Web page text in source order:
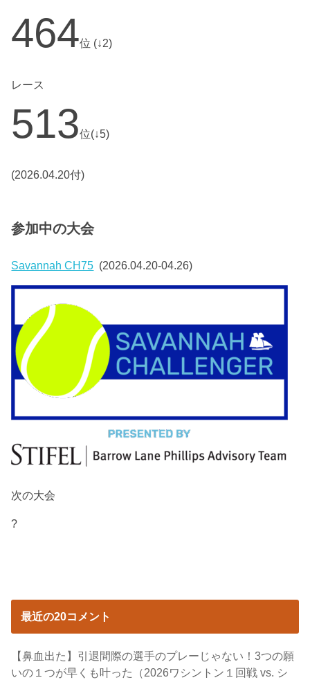
464位 (↓2)
レース
513位(↓5)
(2026.04.20付)
参加中の大会
Savannah CH75 (2026.04.20-04.26)
次の大会
?
最近の20コメント
【鼻血出た】引退間際の選手のプレーじゃない！3つの願
いの１つが早くも叶った（2026ワシントン１回戦 vs. シ